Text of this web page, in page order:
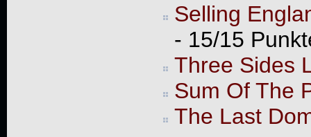
Selling
- 15/15
Three Sides
Sum Of The
The Last